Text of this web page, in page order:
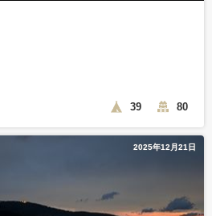
39 80
2025年12月21日